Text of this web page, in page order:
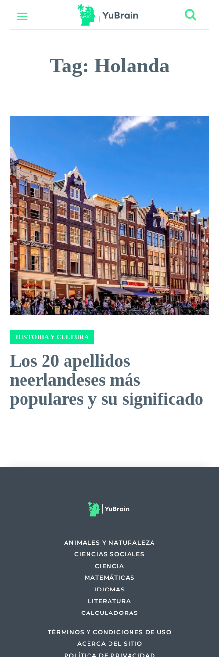
Tag: Holanda
HISTORIA Y CULTURA
Los 20 apellidos
neerlandeses más
populares y su significado
ANIMALES Y NATURALEZA
CIENCIAS SOCIALES
CIENCIA
MATEMÁTICAS
IDIOMAS
LITERATURA
CALCULADORAS
TÉRMINOS Y CONDICIONES DE USO
ACERCA DEL SITIO
POLÍTICA DE PRIVACIDAD